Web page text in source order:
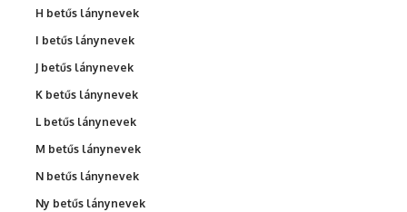
H betűs lánynevek
I betűs lánynevek
J betűs lánynevek
K betűs lánynevek
L betűs lánynevek
M betűs lánynevek
N betűs lánynevek
Ny betűs lánynevek